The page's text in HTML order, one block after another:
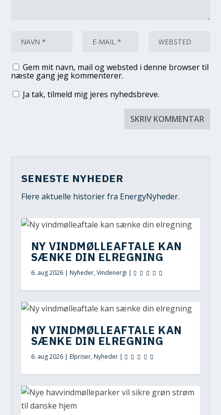
Gem mit navn, mail og websted i denne browser til
næste gang jeg kommenterer.
Ja tak, tilmeld mig jeres nyhedsbreve.
SENESTE NYHEDER
Flere aktuelle historier fra EnergyNyheder.
NY VINDMØLLEAFTALE KAN
SÆNKE DIN ELREGNING
6. aug 2026| Nyheder,Vindenergi |
NY VINDMØLLEAFTALE KAN
SÆNKE DIN ELREGNING
6. aug 2026| Elpriser,Nyheder|